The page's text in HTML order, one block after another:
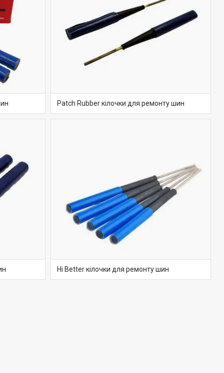
Patch Rubber кілочки для ремонту шин
Hi Better кілочки для ремонту шин